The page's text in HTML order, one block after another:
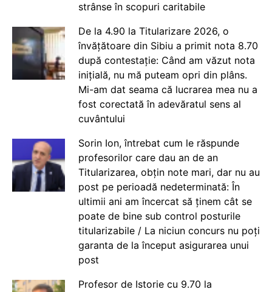
strânse în scopuri caritabile
De la 4.90 la Titularizare 2026, o
învățătoare din Sibiu a primit nota 8.70
după contestație: Când am văzut nota
inițială, nu mă puteam opri din plâns.
Mi-am dat seama că lucrarea mea nu a
fost corectată în adevăratul sens al
cuvântului
Sorin Ion, întrebat cum le răspunde
profesorilor care dau an de an
Titularizarea, obțin note mari, dar nu au
post pe perioadă nedeterminată: În
ultimii ani am încercat să ținem cât se
poate de bine sub control posturile
titularizabile / La niciun concurs nu poți
garanta de la început asigurarea unui
post
Profesor de Istorie cu 9.70 la